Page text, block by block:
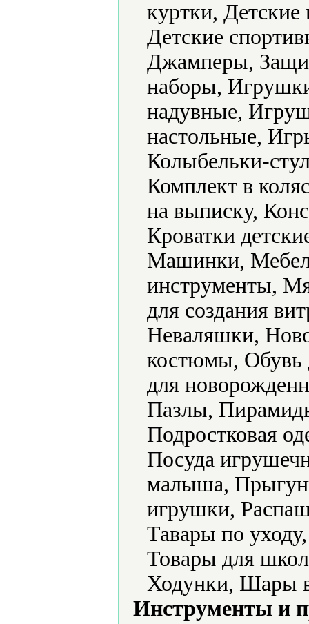
куртки, Детские
Детские
Джамперы,
наборы,
надувные,
настольные,
Колыбельки-
Комплект в
на выписку,
Кроватки
Машинки,
инструменты,
для создания
Неваляшки,
костюмы, Обувь
для
Пазлы,
Подростковая
Посуда
малыша,
игрушки,
Тавары по
Товары для
Ходунки, Шары
Инструменты и